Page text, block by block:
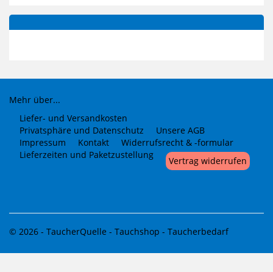
Mehr über...
Liefer- und Versandkosten
Privatsphäre und Datenschutz
Unsere AGB
Impressum
Kontakt
Widerrufsrecht & -formular
Lieferzeiten und Paketzustellung
Vertrag widerrufen
© 2026 - TaucherQuelle - Tauchshop - Taucherbedarf